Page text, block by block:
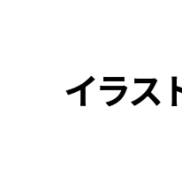
イラス